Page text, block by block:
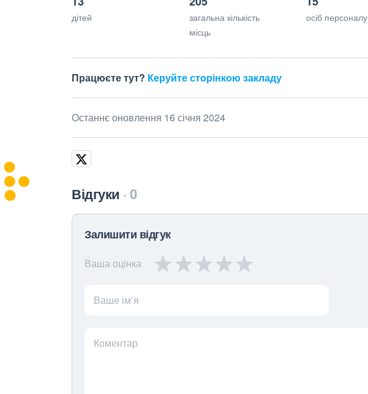
дітей
загальна кількість
місць
осіб персоналу
Працюєте тут? Керуйте сторінкою закладу
Останнє оновлення 16 січня 2024
Відгуки 0
Залишити відгук
Ваша оцінка
Ваше ім’я
Коментар